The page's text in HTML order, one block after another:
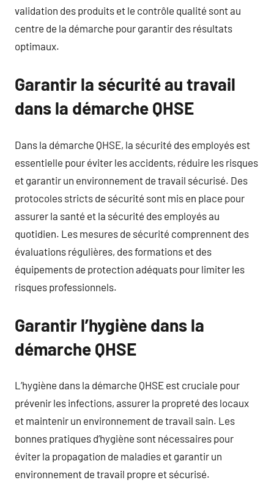
validation des produits et le contrôle qualité sont au
centre de la démarche pour garantir des résultats
optimaux.
Garantir la sécurité au travail
dans la démarche QHSE
Dans la démarche QHSE, la sécurité des employés est
essentielle pour éviter les accidents, réduire les risques
et garantir un environnement de travail sécurisé. Des
protocoles stricts de sécurité sont mis en place pour
assurer la santé et la sécurité des employés au
quotidien. Les mesures de sécurité comprennent des
évaluations régulières, des formations et des
équipements de protection adéquats pour limiter les
risques professionnels.
Garantir l’hygiène dans la
démarche QHSE
L’hygiène dans la démarche QHSE est cruciale pour
prévenir les infections, assurer la propreté des locaux
et maintenir un environnement de travail sain. Les
bonnes pratiques d’hygiène sont nécessaires pour
éviter la propagation de maladies et garantir un
environnement de travail propre et sécurisé.